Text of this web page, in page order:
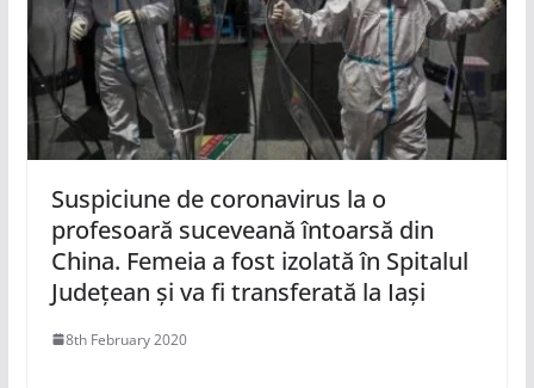
Suspiciune de coronavirus la o
profesoară suceveană întoarsă din
China. Femeia a fost izolată în Spitalul
Județean și va fi transferată la Iași
8th February 2020